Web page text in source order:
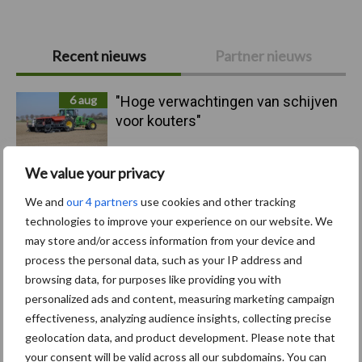
We value your privacy
We and our 4 partners use cookies and other tracking
technologies to improve your experience on our website. We
may store and/or access information from your device and
process the personal data, such as your IP address and
browsing data, for purposes like providing you with
personalized ads and content, measuring marketing campaign
effectiveness, analyzing audience insights, collecting precise
geolocation data, and product development. Please note that
your consent will be valid across all our subdomains. You can
Primaire
Sidebar
Recent nieuws Partner nieuws
6 aug
"Hoge verwachtingen van schijven
voor kouters"
5 aug
Albourgh Tyres breidt uit naar
nieuwe marktsegmenten
5 aug
Caterpillar breidt gamma
elektrische bulldozers uit
5 aug
Komatsu HM460-6 knikdumper legt
lat opnieuw hoger